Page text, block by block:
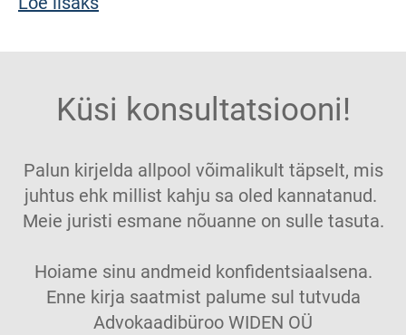
Küsi konsultatsiooni!
Palun kirjelda allpool võimalikult täpselt, mis
juhtus ehk millist kahju sa oled kannatanud.
Meie juristi esmane nõuanne on sulle tasuta.
Hoiame sinu andmeid konfidentsiaalsena.
Enne kirja saatmist palume sul tutvuda
Advokaadibüroo WIDEN OÜ